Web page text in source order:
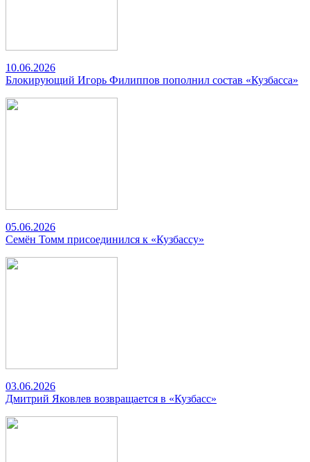
10.06.2026
Блокирующий Игорь Филиппов пополнил состав «Кузбасса»
05.06.2026
Семён Томм присоединился к «Кузбассу»
03.06.2026
Дмитрий Яковлев возвращается в «Кузбасс»